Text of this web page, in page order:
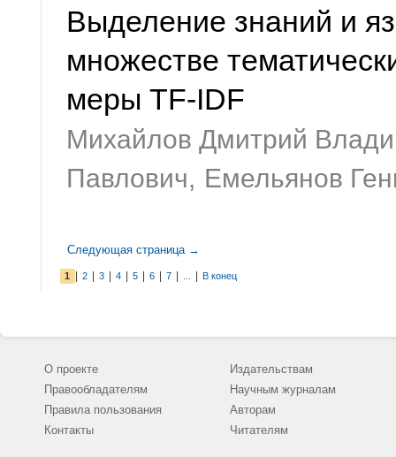
Выделение знаний и
множестве
меры TF-IDF
Михайлов Дмитрий
Павлович, Емельянов
Следующая страница →
1 2 3 4 5 6 7 В конец
О проекте
Правообладателям
Правила пользования
Контакты
Издательствам
Научным журналам
Авторам
Читателям